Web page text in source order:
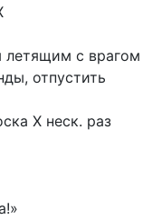
летящим с врагом
отпустить
Х неск. раз